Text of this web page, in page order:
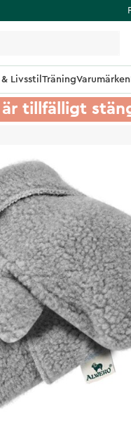
Livsstil TräningVarumärken
är tillfälligt